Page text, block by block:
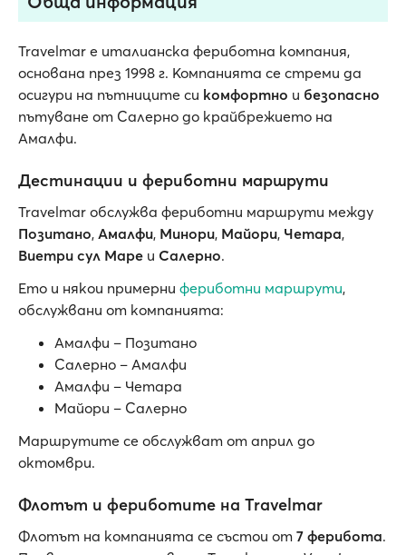
Travelmar е италианска фериботна компания,
основана през 1998 г. Компанията се стреми да
осигури на пътниците си комфортно и безопасно
пътуване от Салерно до крайбрежието на
Амалфи.
Дестинации и фериботни маршрути
Travelmar обслужва фериботни маршрути между
Позитано, Амалфи, Минори, Майори, Четара,
Виетри сул Маре и Салерно.
Ето и някои примерни фериботни маршрути,
обслужвани от компанията:
Амалфи – Позитано
Салерно – Амалфи
Амалфи – Четара
Майори – Салерно
Маршрутите се обслужват от април до
октомври.
Флотът и фериботите на Travelmar
Флотът на компанията се състои от 7 ферибота.